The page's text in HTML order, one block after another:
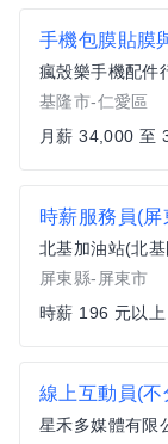
手機包膜貼膜
瘋殼樂手機配件
基隆市-仁愛區
月薪 34,000 至
時薪服務員(
北基加油站(北
屏東縣-屏東市
時薪 196 元以上
線上互動員(不
星禾多媒體有限